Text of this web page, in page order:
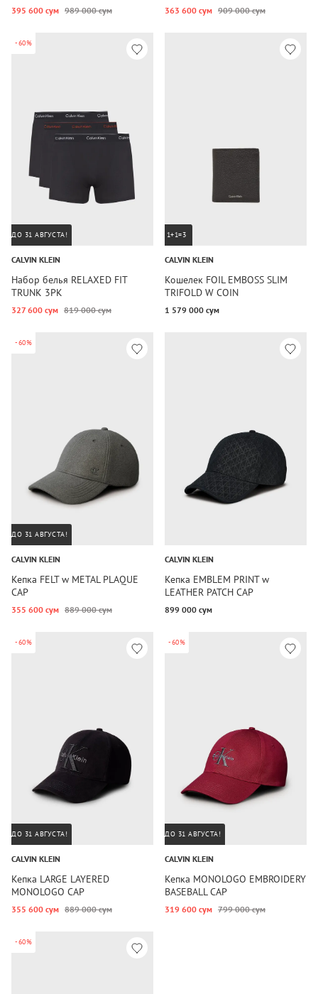
395 600 сум 989 000 сум 363 600 сум 909 000 сум
-60%
ДО 31 АВГУСТА!
CALVIN KLEIN
Набор белья RELAXED FIT
TRUNK 3PK
327 600 сум 819 000 сум
1+1=3
CALVIN KLEIN
Кошелек FOIL EMBOSS SLIM
TRIFOLD W COIN
1 579 000 сум
-60%
ДО 31 АВГУСТА!
CALVIN KLEIN
Кепка FELT w METAL PLAQUE
CAP
355 600 сум 889 000 сум
CALVIN KLEIN
Кепка EMBLEM PRINT w
LEATHER PATCH CAP
899 000 сум
-60%
ДО 31 АВГУСТА!
CALVIN KLEIN
Кепка LARGE LAYERED
MONOLOGO CAP
355 600 сум 889 000 сум
-60%
ДО 31 АВГУСТА!
CALVIN KLEIN
Кепка MONOLOGO EMBROIDERY
BASEBALL CAP
319 600 сум 799 000 сум
-60%